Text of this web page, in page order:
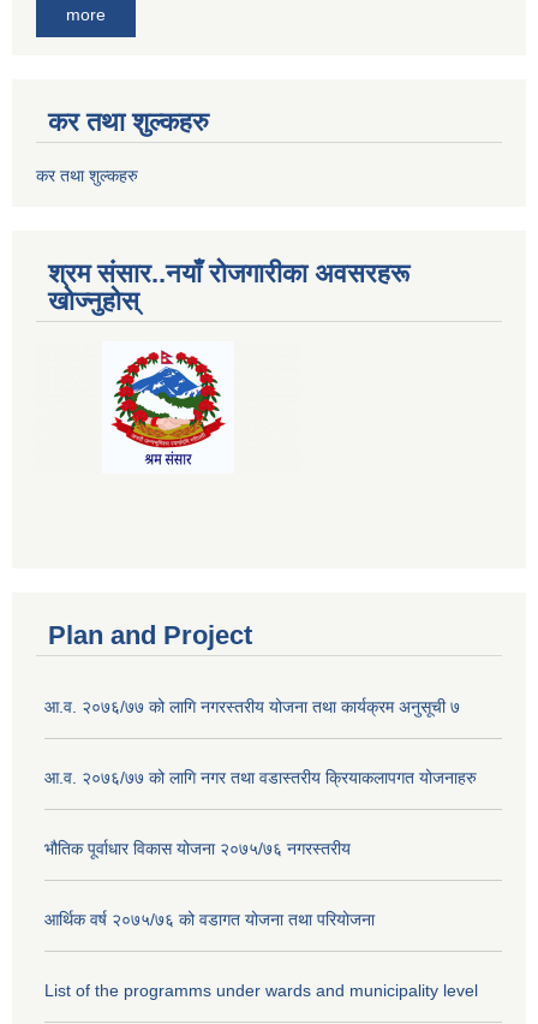
more
कर तथा शुल्कहरु
कर तथा शुल्कहरु
श्रम संसार..नयाँ रोजगारीका अवसरहरू
खोज्नुहोस्
Plan and Project
आ.व. २०७६/७७ को लागि नगरस्तरीय योजना तथा कार्यक्रम अनुसूची ७
आ.व. २०७६/७७ को लागि नगर तथा वडास्तरीय क्रियाकलापगत योजनाहरु
भौतिक पूर्वाधार विकास योजना २०७५/७६ नगरस्तरीय
आर्थिक वर्ष २०७५/७६ को वडागत योजना तथा परियोजना
List of the programms under wards and municipality level